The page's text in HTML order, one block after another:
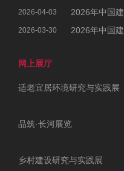
2026-04-03
2026-03-30 2026年中国
网上展厅
适老宜居环境研究与实践展
品筑·长河展览
乡村建设研究与实践展